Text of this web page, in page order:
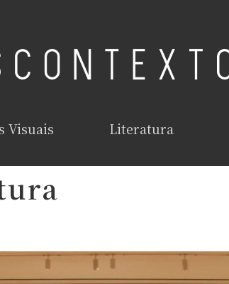
Visuais Literatura